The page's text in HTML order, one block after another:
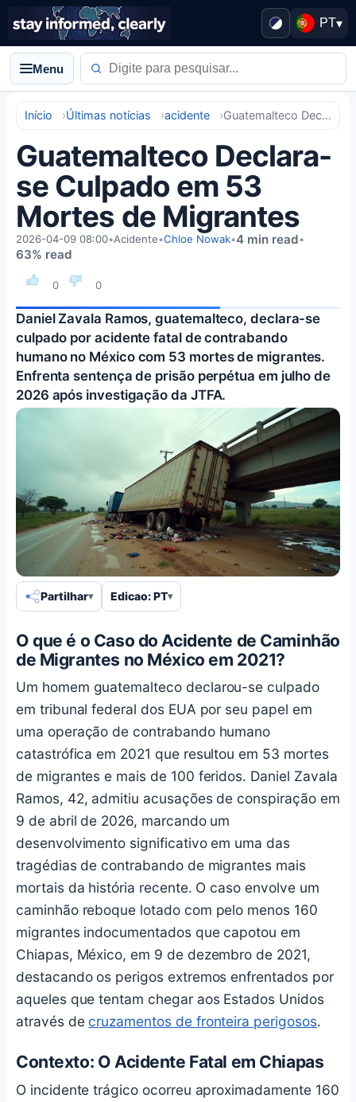
PT▾
Menu
Início Últimas notícias acidente Guatemalteco Declara-se Culpado em 53 Mortes de Migrantes
Guatemalteco Declara-
se Culpado em 53
Mortes de Migrantes
0 0
2026-04-09 08:00•Acidente•Chloe Nowak•4 min read•
63% read
Daniel Zavala Ramos, guatemalteco, declara-se
culpado por acidente fatal de contrabando
humano no México com 53 mortes de migrantes.
Enfrenta sentença de prisão perpétua em julho de
2026 após investigação da JTFA.
Partilhar Edicao: PT
O que é o Caso do Acidente de Caminhão
de Migrantes no México em 2021?
Um homem guatemalteco declarou-se culpado
em tribunal federal dos EUA por seu papel em
uma operação de contrabando humano
catastrófica em 2021 que resultou em 53 mortes
de migrantes e mais de 100 feridos. Daniel Zavala
Ramos, 42, admitiu acusações de conspiração em
9 de abril de 2026, marcando um
desenvolvimento significativo em uma das
tragédias de contrabando de migrantes mais
mortais da história recente. O caso envolve um
caminhão reboque lotado com pelo menos 160
migrantes indocumentados que capotou em
Chiapas, México, em 9 de dezembro de 2021,
destacando os perigos extremos enfrentados por
aqueles que tentam chegar aos Estados Unidos
através de cruzamentos de fronteira perigosos.
Contexto: O Acidente Fatal em Chiapas
O incidente trágico ocorreu aproximadamente 160